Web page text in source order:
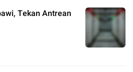
Tekan Antrean